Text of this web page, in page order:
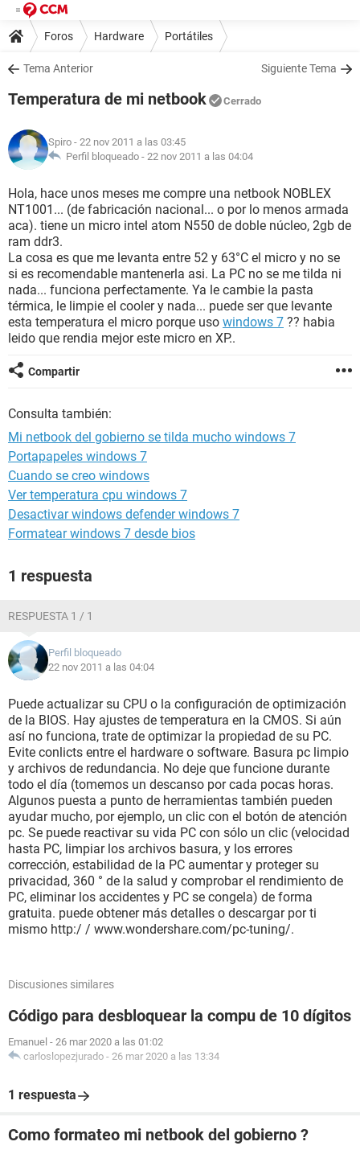
Foros Hardware Portátiles
Tema Anterior Siguiente Tema
Temperatura de mi netbook Cerrado
Spiro - 22 nov 2011 a las 03:45
Perfil bloqueado - 22 nov 2011 a las 04:04
Hola, hace unos meses me compre una netbook NOBLEX
NT1001... (de fabricación nacional... o por lo menos armada
aca). tiene un micro intel atom N550 de doble núcleo, 2gb de
ram ddr3.
La cosa es que me levanta entre 52 y 63°C el micro y no se
si es recomendable mantenerla asi. La PC no se me tilda ni
nada... funciona perfectamente. Ya le cambie la pasta
térmica, le limpie el cooler y nada... puede ser que levante
esta temperatura el micro porque uso windows 7 ?? habia
leido que rendia mejor este micro en XP..
Compartir
Consulta también:
Mi netbook del gobierno se tilda mucho windows 7
Portapapeles windows 7
Cuando se creo windows
Ver temperatura cpu windows 7
Desactivar windows defender windows 7
Formatear windows 7 desde bios
1 respuesta
RESPUESTA 1 / 1
Perfil bloqueado
22 nov 2011 a las 04:04
Puede actualizar su CPU o la configuración de optimización
de la BIOS. Hay ajustes de temperatura en la CMOS. Si aún
así no funciona, trate de optimizar la propiedad de su PC.
Evite conlicts entre el hardware o software. Basura pc limpio
y archivos de redundancia. No deje que funcione durante
todo el día (tomemos un descanso por cada pocas horas.
Algunos puesta a punto de herramientas también pueden
ayudar mucho, por ejemplo, un clic con el botón de atención
pc. Se puede reactivar su vida PC con sólo un clic (velocidad
hasta PC, limpiar los archivos basura, y los errores
corrección, estabilidad de la PC aumentar y proteger su
privacidad, 360 ° de la salud y comprobar el rendimiento de
PC, eliminar los accidentes y PC se congela) de forma
gratuita. puede obtener más detalles o descargar por ti
mismo http:/ / www.wondershare.com/pc-tuning/.
Discusiones similares
Código para desbloquear la compu de 10 dígitos
Emanuel - 26 mar 2020 a las 01:02
carloslopezjurado - 26 mar 2020 a las 13:34
1 respuesta
Como formateo mi netbook del gobierno ?